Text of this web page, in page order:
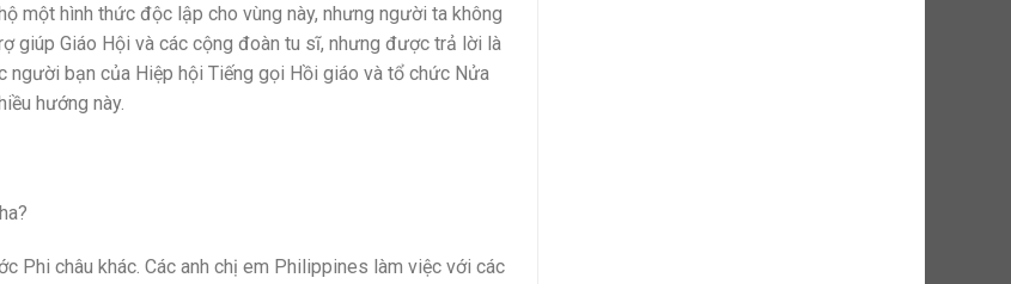
một hình thức độc lập cho vùng này, nhưng người ta không
giúp Giáo Hội và các cộng đoàn tu sĩ, nhưng được trả lời là
người bạn của Hiệp hội Tiếng gọi Hồi giáo và tổ chức Nửa
hướng này.
Phi châu khác. Các anh chị em Philippines làm việc với các